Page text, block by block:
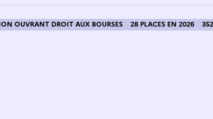
OUVRANT DROIT AUX BOURSES 28 PLACES EN 2026